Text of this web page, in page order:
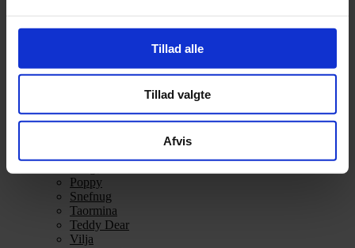
Tillad alle
Tillad valgte
Afvis
Bouclé
Eco Baby
Eco Soft fine
Kos
Poppy
Snefnug
Taormina
Teddy Dear
Vilja